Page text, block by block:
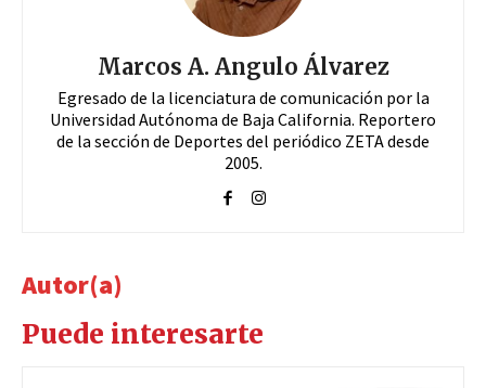
Marcos A. Angulo Álvarez
Egresado de la licenciatura de comunicación por la
Universidad Autónoma de Baja California. Reportero
de la sección de Deportes del periódico ZETA desde
2005.
Autor(a)
Puede interesarte